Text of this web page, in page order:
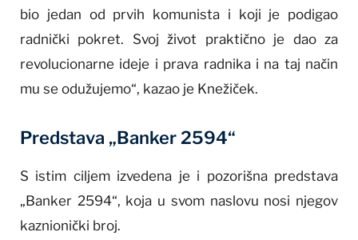
bio jedan od prvih komunista i koji je podigao
radnički pokret. Svoj život praktično je dao za
revolucionarne ideje i prava radnika i na taj način
mu se odužujemo“, kazao je Knežiček.
Predstava „Banker 2594“
S istim ciljem izvedena je i pozorišna predstava
„Banker 2594“, koja u svom naslovu nosi njegov
kaznionički broj.